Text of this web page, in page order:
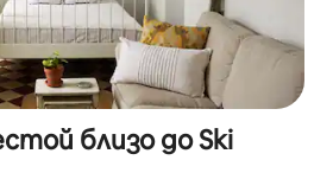
близо до Ski